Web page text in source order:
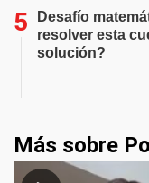
Desafío
resolver esta
solución?
Más sobre